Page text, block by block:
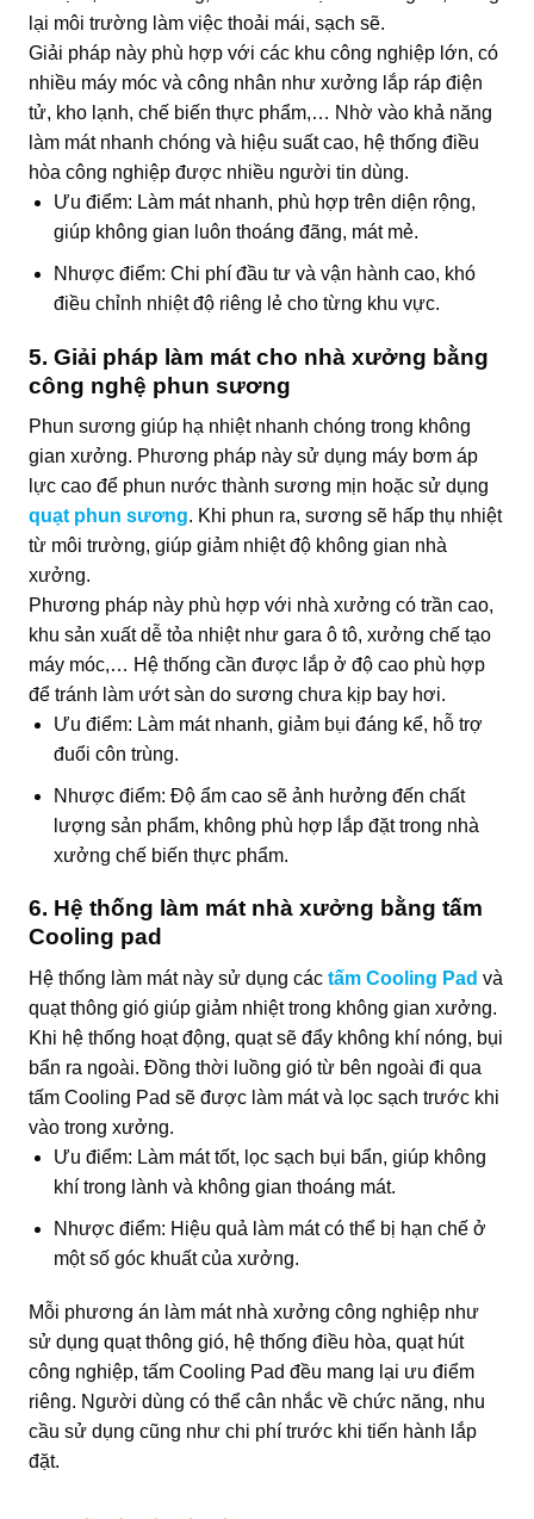
lại môi trường làm việc thoải mái, sạch sẽ.
Giải pháp này phù hợp với các khu công nghiệp lớn, có
nhiều máy móc và công nhân như xưởng lắp ráp điện
tử, kho lạnh, chế biến thực phẩm,… Nhờ vào khả năng
làm mát nhanh chóng và hiệu suất cao, hệ thống điều
hòa công nghiệp được nhiều người tin dùng.
Ưu điểm: Làm mát nhanh, phù hợp trên diện rộng,
giúp không gian luôn thoáng đãng, mát mẻ.
Nhược điểm: Chi phí đầu tư và vận hành cao, khó
điều chỉnh nhiệt độ riêng lẻ cho từng khu vực.
5. Giải pháp làm mát cho nhà xưởng bằng
công nghệ phun sương
Phun sương giúp hạ nhiệt nhanh chóng trong không
gian xưởng. Phương pháp này sử dụng máy bơm áp
lực cao để phun nước thành sương mịn hoặc sử dụng
quạt phun sương. Khi phun ra, sương sẽ hấp thụ nhiệt
từ môi trường, giúp giảm nhiệt độ không gian nhà
xưởng.
Phương pháp này phù hợp với nhà xưởng có trần cao,
khu sản xuất dễ tỏa nhiệt như gara ô tô, xưởng chế tạo
máy móc,… Hệ thống cần được lắp ở độ cao phù hợp
để tránh làm ướt sàn do sương chưa kịp bay hơi.
Ưu điểm: Làm mát nhanh, giảm bụi đáng kể, hỗ trợ
đuổi côn trùng.
Nhược điểm: Độ ẩm cao sẽ ảnh hưởng đến chất
lượng sản phẩm, không phù hợp lắp đặt trong nhà
xưởng chế biến thực phẩm.
6. Hệ thống làm mát nhà xưởng bằng tấm
Cooling pad
Hệ thống làm mát này sử dụng các tấm Cooling Pad và
quạt thông gió giúp giảm nhiệt trong không gian xưởng.
Khi hệ thống hoạt động, quạt sẽ đẩy không khí nóng, bụi
bẩn ra ngoài. Đồng thời luồng gió từ bên ngoài đi qua
tấm Cooling Pad sẽ được làm mát và lọc sạch trước khi
vào trong xưởng.
Ưu điểm: Làm mát tốt, lọc sạch bụi bẩn, giúp không
khí trong lành và không gian thoáng mát.
Nhược điểm: Hiệu quả làm mát có thể bị hạn chế ở
một số góc khuất của xưởng.
Mỗi phương án làm mát nhà xưởng công nghiệp như
sử dụng quạt thông gió, hệ thống điều hòa, quạt hút
công nghiệp, tấm Cooling Pad đều mang lại ưu điểm
riêng. Người dùng có thể cân nhắc về chức năng, nhu
cầu sử dụng cũng như chi phí trước khi tiến hành lắp
đặt.